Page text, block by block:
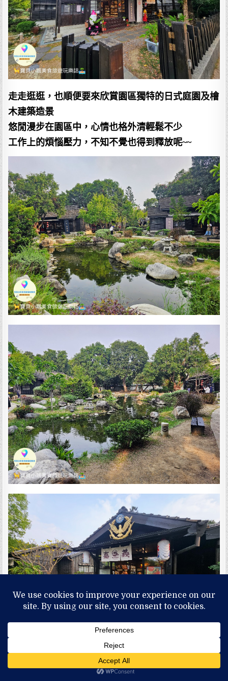
走走逛逛，也順便要來欣賞園區獨特的日式庭園及檜
木建築造景
悠閒漫步在園區中，心情也格外清輕鬆不少
工作上的煩惱壓力，不知不覺也得到釋放呢~~
好景好拍更加值得分享跟朋友~